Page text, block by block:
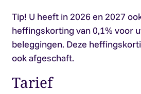
Tip! U heeft in 2026 en 2027
heffingskorting van 0,1% voor
beleggingen. Deze
ook afgeschaft.
Tarief